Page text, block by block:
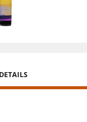
DETAILS